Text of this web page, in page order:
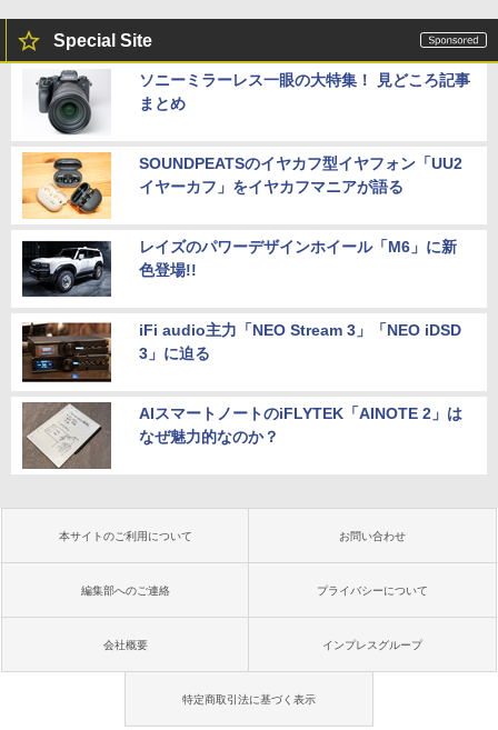
Special Site
ソニーミラーレス一眼の大特集！ 見どころ記事
まとめ
SOUNDPEATSのイヤカフ型イヤフォン「UU2
イヤーカフ」をイヤカフマニアが語る
レイズのパワーデザインホイール「M6」に新
色登場!!
iFi audio主力「NEO Stream 3」「NEO iDSD
3」に迫る
AIスマートノートのiFLYTEK「AINOTE 2」は
なぜ魅力的なのか？
本サイトのご利用について お問い合わせ
編集部へのご連絡 プライバシーについて
会社概要 インプレスグループ
特定商取引法に基づく表示